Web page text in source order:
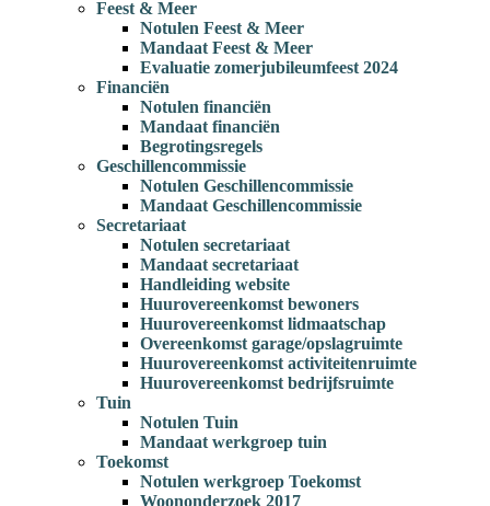
Feest & Meer
Notulen Feest & Meer
Mandaat Feest & Meer
Evaluatie zomerjubileumfeest 2024
Financiën
Notulen financiën
Mandaat financiën
Begrotingsregels
Geschillencommissie
Notulen Geschillencommissie
Mandaat Geschillencommissie
Secretariaat
Notulen secretariaat
Mandaat secretariaat
Handleiding website
Huurovereenkomst bewoners
Huurovereenkomst lidmaatschap
Overeenkomst garage/opslagruimte
Huurovereenkomst activiteitenruimte
Huurovereenkomst bedrijfsruimte
Tuin
Notulen Tuin
Mandaat werkgroep tuin
Toekomst
Notulen werkgroep Toekomst
Woononderzoek 2017